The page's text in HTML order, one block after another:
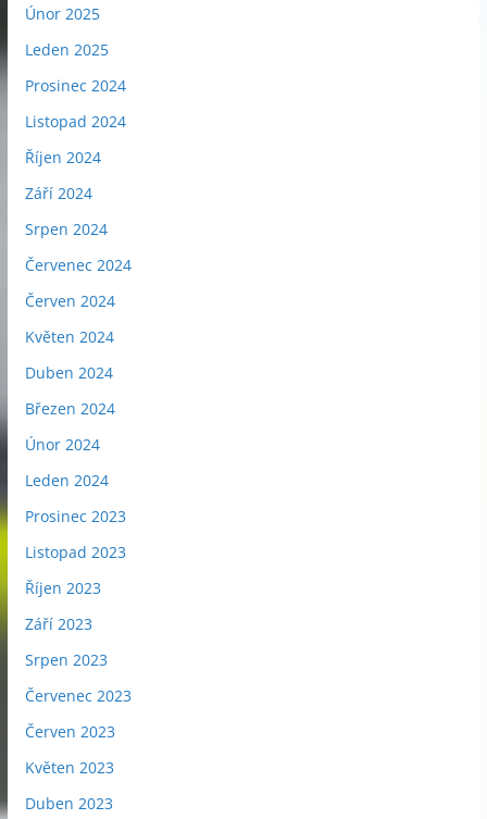
Únor 2025
Leden 2025
Prosinec 2024
Listopad 2024
Říjen 2024
Září 2024
Srpen 2024
Červenec 2024
Červen 2024
Květen 2024
Duben 2024
Březen 2024
Únor 2024
Leden 2024
Prosinec 2023
Listopad 2023
Říjen 2023
Září 2023
Srpen 2023
Červenec 2023
Červen 2023
Květen 2023
Duben 2023